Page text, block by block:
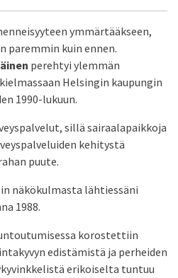
ymmärtääkseen,
paremmin kuin ennen.
perehtyi ylemmän
Helsingin kaupungin
1990-lukuun.
sillä sairaalapaikkoja
kehitystä
puute.
näkökulmasta lähtiessäni
1988.
koros­tettiin
edistämistä ja perheiden
erikoiselta tuntuu